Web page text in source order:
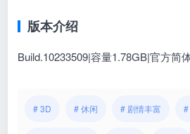
版本介绍
Build.10233509|容量1.78GB|官方简
# 3D # 休闲 # 剧情丰富